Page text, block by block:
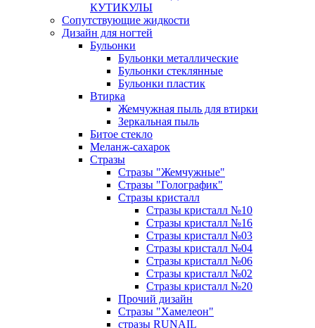
КУТИКУЛЫ
Сопутствующие жидкости
Дизайн для ногтей
Бульонки
Бульонки металлические
Бульонки стеклянные
Бульонки пластик
Втирка
Жемчужная пыль для втирки
Зеркальная пыль
Битое стекло
Меланж-сахарок
Стразы
Стразы "Жемчужные"
Стразы "Голографик"
Стразы кристалл
Стразы кристалл №10
Стразы кристалл №16
Стразы кристалл №03
Стразы кристалл №04
Стразы кристалл №06
Стразы кристалл №02
Стразы кристалл №20
Прочий дизайн
Стразы "Хамелеон"
стразы RUNAIL